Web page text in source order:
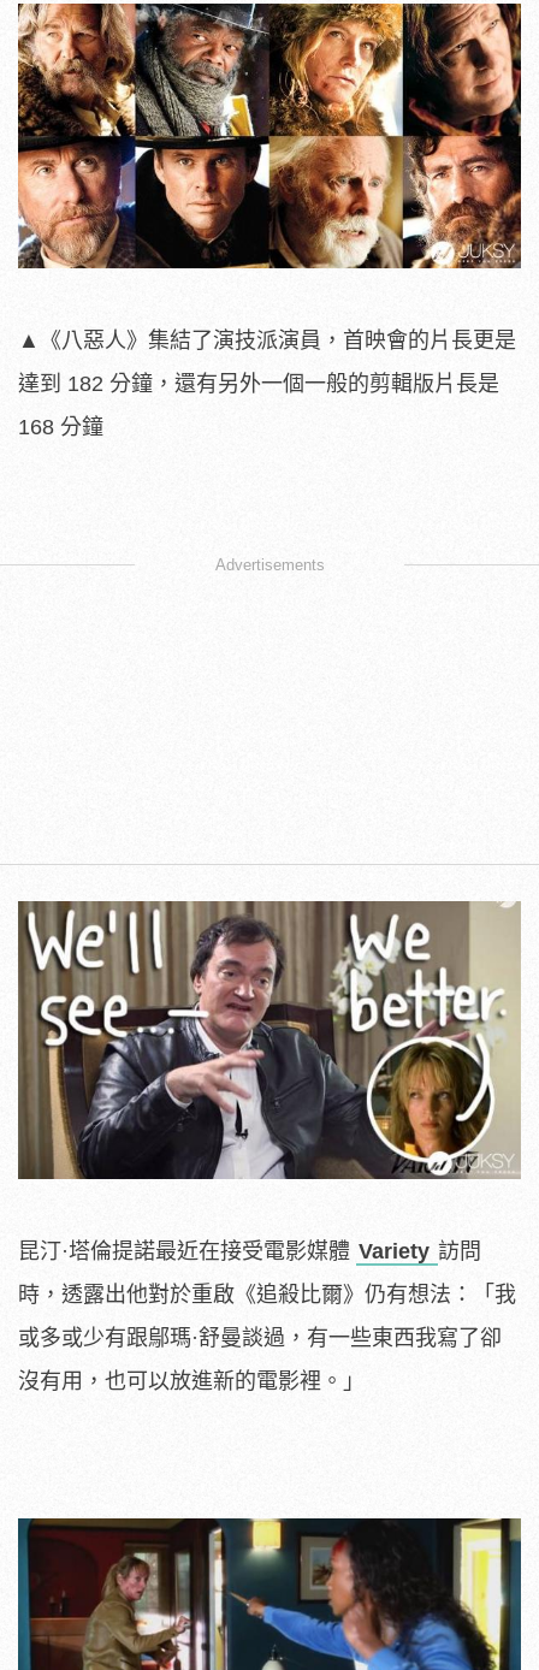
▲《八惡人》集結了演技派演員，首映會的片長更是
達到 182 分鐘，還有另外一個一般的剪輯版片長是
168 分鐘
Advertisements
昆汀·塔倫提諾最近在接受電影媒體 Variety 訪問
時，透露出他對於重啟《追殺比爾》仍有想法：「我
或多或少有跟鄔瑪·舒曼談過，有一些東西我寫了卻
沒有用，也可以放進新的電影裡。」